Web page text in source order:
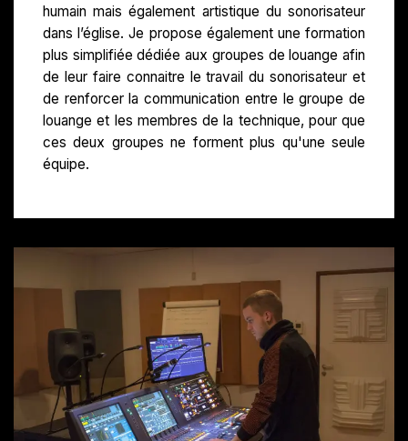
humain mais également artistique du sonorisateur
dans l’église. Je propose également une formation
plus simplifiée dédiée aux groupes de louange afin
de leur faire connaitre le travail du sonorisateur et
de renforcer la communication entre le groupe de
louange et les membres de la technique, pour que
ces deux groupes ne forment plus qu'une seule
équipe.